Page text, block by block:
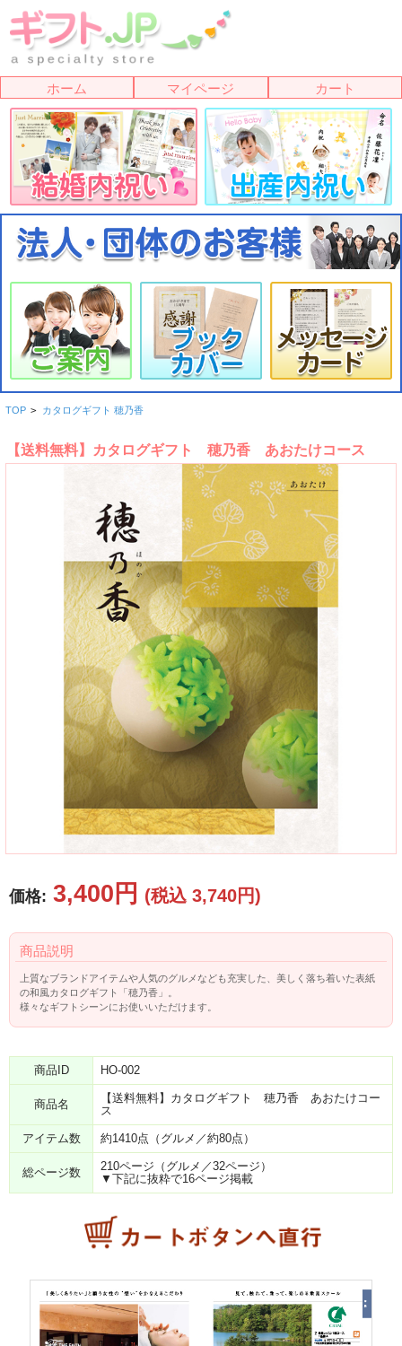
ホーム マイページ カート
TOP > カタログギフト 穂乃香
【送料無料】カタログギフト 穂乃香 あおたけコース
価格: 3,400円 (税込 3,740円)
商品説明
上質なブランドアイテムや人気のグルメなども充実した、美しく落ち着いた表紙
の和風カタログギフト「穂乃香」。
様々なギフトシーンにお使いいただけます。
商品ID HO-002
商品名
【送料無料】カタログギフト 穂乃香 あおたけコー
ス
アイテム数 約1410点（グルメ／約80点）
総ページ数
210ページ（グルメ／32ページ）
▼下記に抜粋で16ページ掲載